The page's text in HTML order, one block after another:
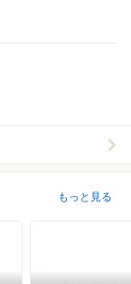
もっと見る